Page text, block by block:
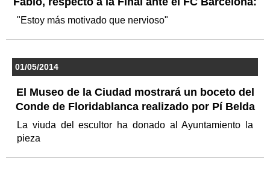
"Estoy más motivado que nervioso"
01/05/2014
El Museo de la Ciudad mostrará un boceto del
Conde de Floridablanca realizado por Pí Belda
La viuda del escultor ha donado al Ayuntamiento la
pieza